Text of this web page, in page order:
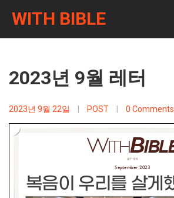
WITH BIBLE
2023년 9월 레터
2023년 9월 22일 POST 0 Comments